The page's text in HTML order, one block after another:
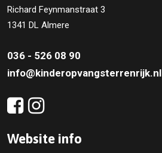
Richard Feynmanstraat 3
1341 DL Almere
036 - 526 08 90
info@kinderopvangsterrenrijk.nl
Website info